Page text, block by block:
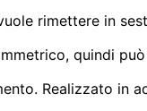
rimettere in
quindi
Realizzato in